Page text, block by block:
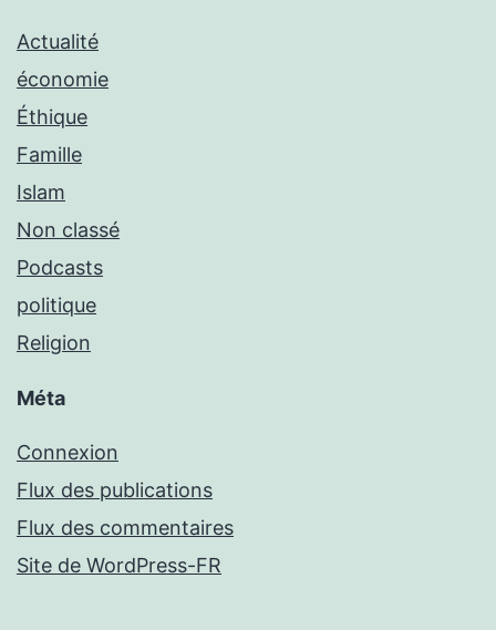
Actualité
économie
Éthique
Famille
Islam
Non classé
Podcasts
politique
Religion
Méta
Connexion
Flux des publications
Flux des commentaires
Site de WordPress-FR